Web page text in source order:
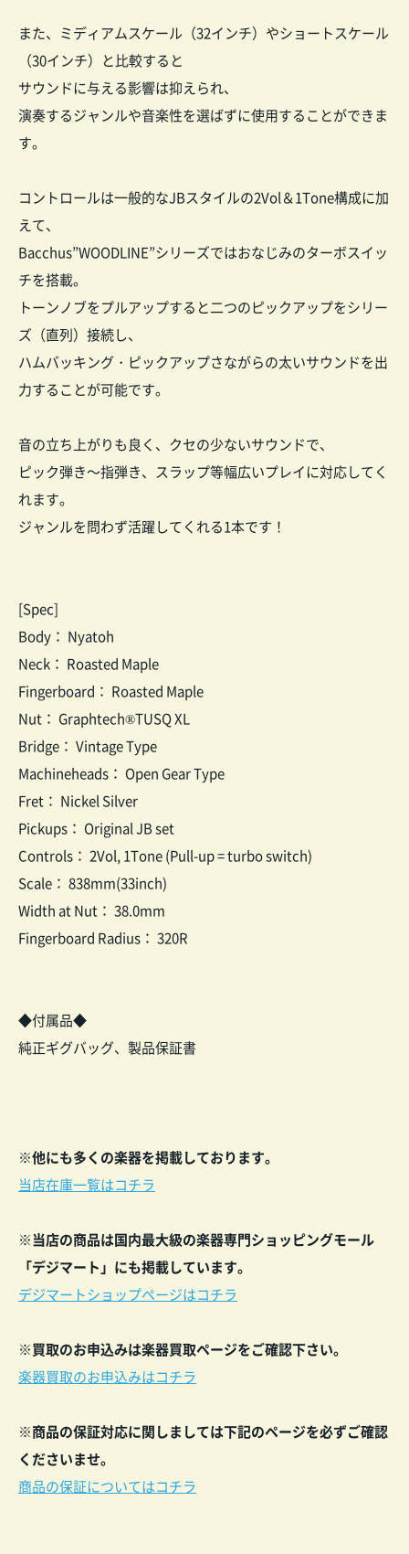
また、ミディアムスケール（32インチ）やショートスケール
（30インチ）と比較すると
サウンドに与える影響は抑えられ、
演奏するジャンルや音楽性を選ばずに使用することができま
す。
コントロールは一般的なJBスタイルの2Vol＆1Tone構成に加
えて、
Bacchus”WOODLINE”シリーズではおなじみのターボスイッ
チを搭載。
トーンノブをプルアップすると二つのピックアップをシリー
ズ（直列）接続し、
ハムバッキング・ピックアップさながらの太いサウンドを出
力することが可能です。
音の立ち上がりも良く、クセの少ないサウンドで、
ピック弾き～指弾き、スラップ等幅広いプレイに対応してく
れます。
ジャンルを問わず活躍してくれる1本です！
[Spec]
Body： Nyatoh
Neck： Roasted Maple
Fingerboard： Roasted Maple
Nut： Graphtech®TUSQ XL
Bridge： Vintage Type
Machineheads： Open Gear Type
Fret： Nickel Silver
Pickups： Original JB set
Controls： 2Vol, 1Tone (Pull-up = turbo switch)
Scale： 838mm(33inch)
Width at Nut： 38.0mm
Fingerboard Radius： 320R
◆付属品◆
純正ギグバッグ、製品保証書
※他にも多くの楽器を掲載しております。
当店在庫一覧はコチラ
※当店の商品は国内最大級の楽器専門ショッピングモール
「デジマート」にも掲載しています。
デジマートショップページはコチラ
※買取のお申込みは楽器買取ページをご確認下さい。
楽器買取のお申込みはコチラ
※商品の保証対応に関しましては下記のページを必ずご確認
くださいませ。
商品の保証についてはコチラ